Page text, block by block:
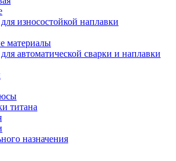
износостойкой наплавки
материалы
автоматической сварки и наплавки
титана
назначения